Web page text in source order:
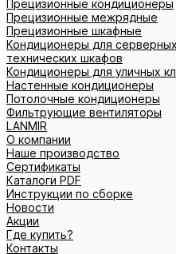
Прецизионные кондиционеры
Прецизионные межрядные
Прецизионные шкафные
Кондиционеры для
технических шкафов
Кондиционеры для уличных
Настенные кондиционеры
Потолочные кондиционеры
Фильтрующие вентиляторы
LANMIR
О компании
Наше производство
Сертификаты
Каталоги PDF
Инструкции по сборке
Новости
Акции
Где купить?
Контакты